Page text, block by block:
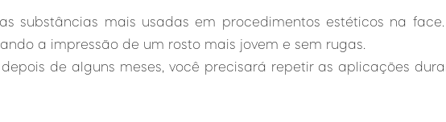
substâncias mais usadas em procedimentos estéticos na face.
a impressão de um rosto mais jovem e sem rugas.
de alguns meses, você precisará repetir as aplicações